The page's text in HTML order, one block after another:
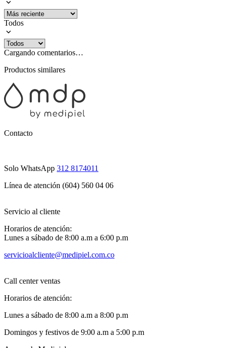
Todos
Cargando comentarios…
Productos similares
Contacto
Solo WhatsApp 312 8174011
Línea de atención (604) 560 04 06
Servicio al cliente
Horarios de atención:
Lunes a sábado de 8:00 a.m a 6:00 p.m
servicioalcliente@medipiel.com.co
Call center ventas
Horarios de atención:
Lunes a sábado de 8:00 a.m a 8:00 p.m
Domingos y festivos de 9:00 a.m a 5:00 p.m